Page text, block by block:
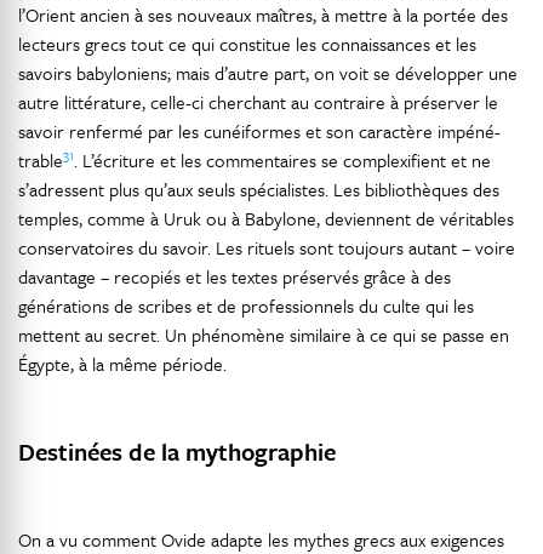
l’Orient ancien à ses nouveaux maîtres, à mettre à la portée des
lecteurs grecs tout ce qui constitue les connaissances et les
savoirs babyloniens; mais d’autre part, on voit se développer une
autre littérature, celle-ci cherchant au contraire à préserver le
savoir renfermé par les cunéiformes et son caractère impéné-
trable31. L’écriture et les commentaires se complexifient et ne
s’adressent plus qu’aux seuls spécialistes. Les bibliothèques des
temples, comme à Uruk ou à Babylone, deviennent de véritables
conservatoires du savoir. Les rituels sont toujours autant – voire
davantage – recopiés et les textes préservés grâce à des
générations de scribes et de professionnels du culte qui les
mettent au secret. Un phénomène similaire à ce qui se passe en
Égypte, à la même période.
Destinées de la mythographie
On a vu comment Ovide adapte les mythes grecs aux exigences